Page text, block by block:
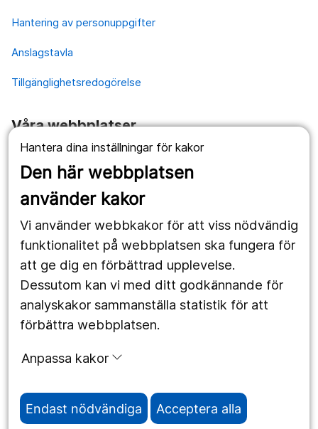
Hantera dina inställningar för kakor
Den här webbplatsen
använder kakor
Vi använder webbkakor för att viss nödvändig
funktionalitet på webbplatsen ska fungera för
att ge dig en förbättrad upplevelse.
Dessutom kan vi med ditt godkännande för
analyskakor sammanställa statistik för att
förbättra webbplatsen.
Anpassa kakor
Endast nödvändiga Acceptera alla
Hantering av personuppgifter
Anslagstavla
Tillgänglighetsredogörelse
Våra webbplatser
1177.se
Länstrafiken
Utveckling
Följ oss
Facebook